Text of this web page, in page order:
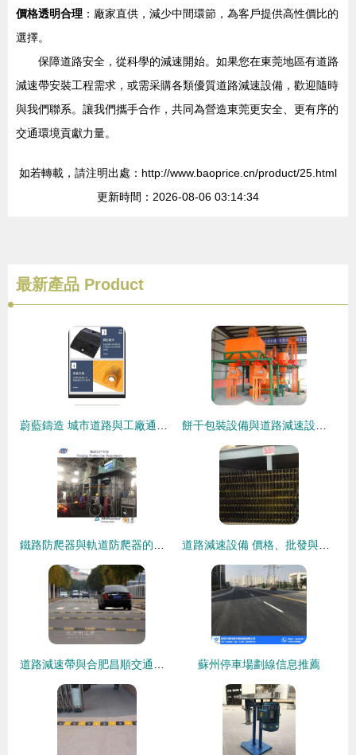
價格透明合理 ：廠家直供，減少中間環節，為客戶提供高性價比的
選擇。
保障道路安全，從科學的減速開始。如果您在東莞地區有道路
減速帶安裝工程需求，或需采購各類優質道路減速設備，歡迎隨時
與我們聯系。讓我們攜手合作，共同為營造東莞更安全、更有序的
交通環境貢獻力量。
如若轉載，請注明出處：http://www.baoprice.cn/product/25.html
更新時間：2026-08-06 03:14:34
最新產品 Product
蘇州停車場劃線信息推薦